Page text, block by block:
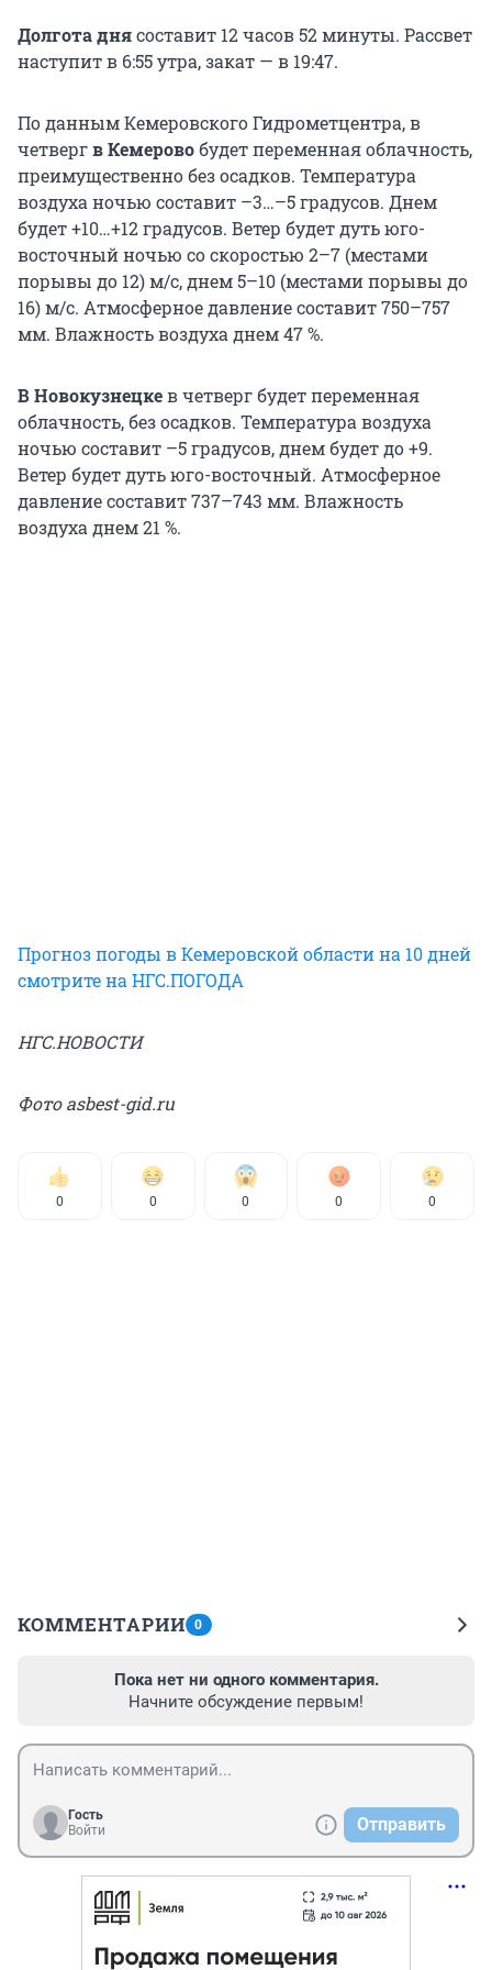
Долгота днясоставит 12 часов 52 минуты. Рассвет
наступит в 6:55 утра, закат — в 19:47.
По данным Кемеровского Гидрометцентра, в
четвергв Кемеровобудет переменная облачность,
преимущественно без осадков. Температура
воздуха ночью составит –3…–5 градусов. Днем
будет +10…+12 градусов. Ветер будет дуть юго-
восточный ночью со скоростью 2–7 (местами
порывы до 12) м/с, днем 5–10 (местами порывы до
16) м/с. Атмосферное давление составит 750–757
мм. Влажность воздуха днем 47 %.
В Новокузнецкев четверг будет переменная
облачность, без осадков. Температура воздуха
ночью составит –5 градусов, днем будет до +9.
Ветер будет дуть юго-восточный. Атмосферное
давление составит 737–743 мм. Влажность
воздуха днем 21 %.
Прогноз погоды в Кемеровской области на 10 дней
смотрите на НГС.ПОГОДА
НГС.НОВОСТИ
Фото asbest-gid.ru
0 0 0 0 0
КОММЕНТАРИИ 0
Пока нет ни одного комментария.
Начните обсуждение первым!
Гость
Войти
Отправить